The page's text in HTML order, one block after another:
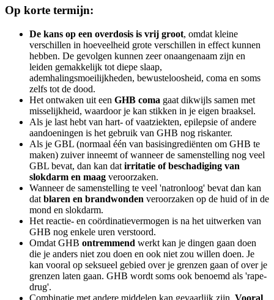
Op korte termijn:
De kans op een overdosis is vrij groot, omdat kleine
verschillen in hoeveelheid grote verschillen in effect kunnen
hebben. De gevolgen kunnen zeer onaangenaam zijn en
leiden gemakkelijk tot diepe slaap,
ademhalingsmoeilijkheden, bewusteloosheid, coma en soms
zelfs tot de dood.
Het ontwaken uit een GHB coma gaat dikwijls samen met
misselijkheid, waardoor je kan stikken in je eigen braaksel.
Als je last hebt van hart- of vaatziekten, epilepsie of andere
aandoeningen is het gebruik van GHB nog riskanter.
Als je GBL (normaal één van basisingrediënten om GHB te
maken) zuiver inneemt of wanneer de samenstelling nog veel
GBL bevat, dan kan dat irritatie of beschadiging van
slokdarm en maag veroorzaken.
Wanneer de samenstelling te veel 'natronloog' bevat dan kan
dat blaren en brandwonden veroorzaken op de huid of in de
mond en slokdarm.
Het reactie- en coördinatievermogen is na het uitwerken van
GHB nog enkele uren verstoord.
Omdat GHB ontremmend werkt kan je dingen gaan doen
die je anders niet zou doen en ook niet zou willen doen. Je
kan vooral op seksueel gebied over je grenzen gaan of over je
grenzen laten gaan. GHB wordt soms ook benoemd als 'rape-
drug'.
Combinatie met andere middelen kan gevaarlijk zijn. Vooral